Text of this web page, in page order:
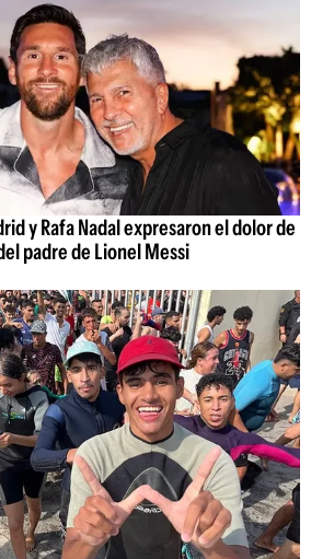
y Rafa Nadal expresaron el dolor de
padre de Lionel Messi